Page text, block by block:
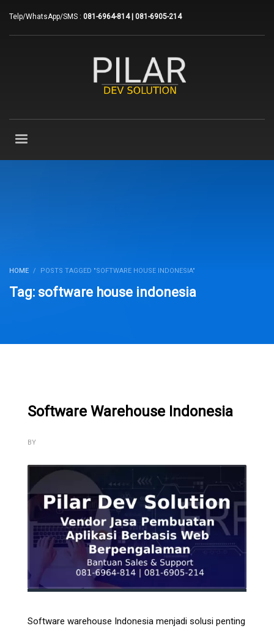
Telp/WhatsApp/SMS : 081-6964-814 | 081-6905-214
HOME POSTS TAGGED "SOFTWARE HOUSE INDONESIA"
Tag: software house indonesia
Software Warehouse Indonesia
BY
Software warehouse Indonesia menjadi solusi penting